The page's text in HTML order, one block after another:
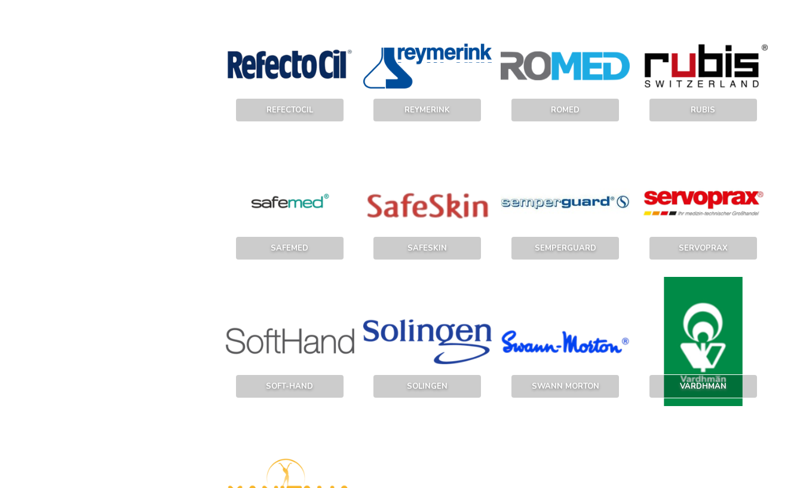
REFECTOCIL REYMERINK ROMED RUBIS
SAFEMED SAFESKIN SEMPERGUARD SERVOPRAX
SOFT-HAND SOLINGEN SWANN MORTON VARDHMAN